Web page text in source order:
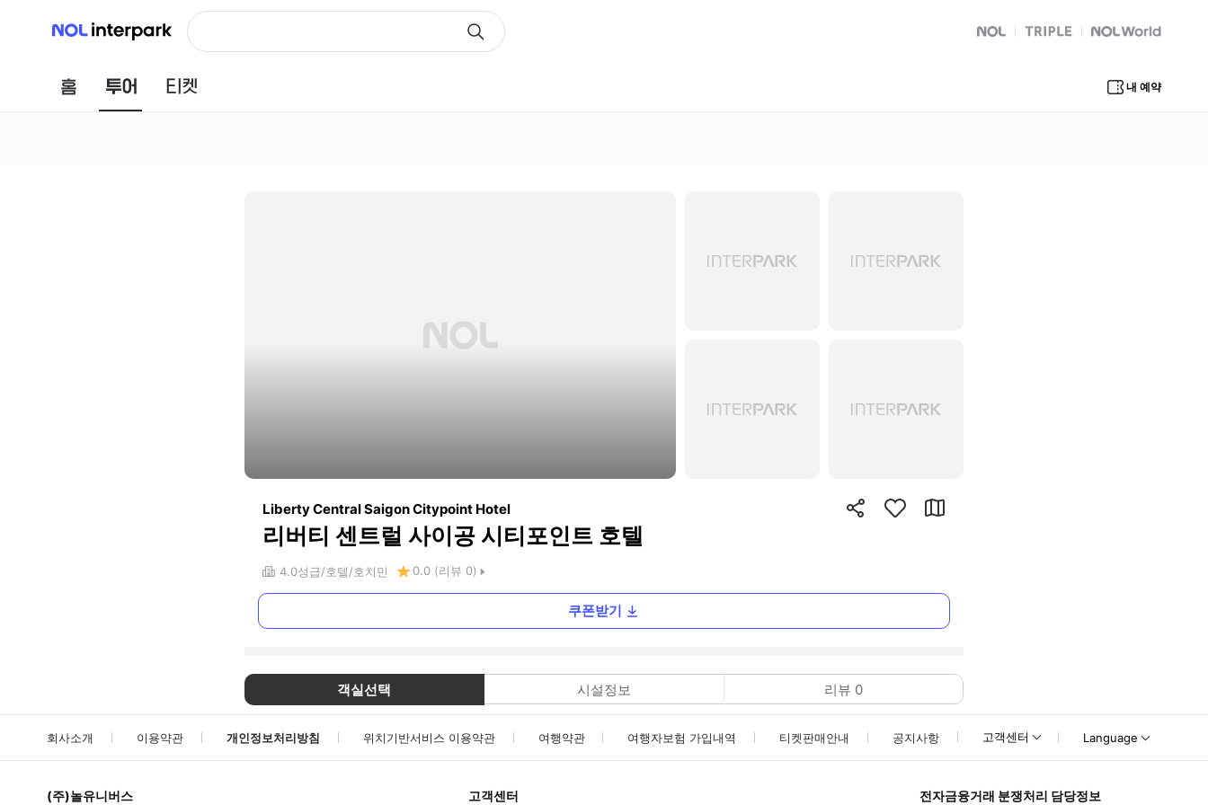
NOL 인터파크
NOL
트리플 Global Interpark
홈 투어 내 예약
Liberty Central Saigon Citypoint Hotel
리버티 센트럴 사이공 시티포인트 호텔
4.0성급 호텔 호치민 0.0 (리뷰 0)
쿠폰받기
객실선택 시설정보 리뷰 0
회사소개 이용약관 개인정보처리방침 위치기반서비스 이용약관 여행약관 여행자보험 가입내역 티켓판매안내 공지사항 고객센터 Language
(주)놀유니버스 고객센터 전자금융거래 분쟁처리 담당정보